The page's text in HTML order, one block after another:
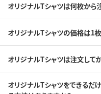
オリジナルTシャツは何枚から
オリジナルTシャツの価格は1枚
オリジナルTシャツは注文して
オリジナルTシャツをできるだ